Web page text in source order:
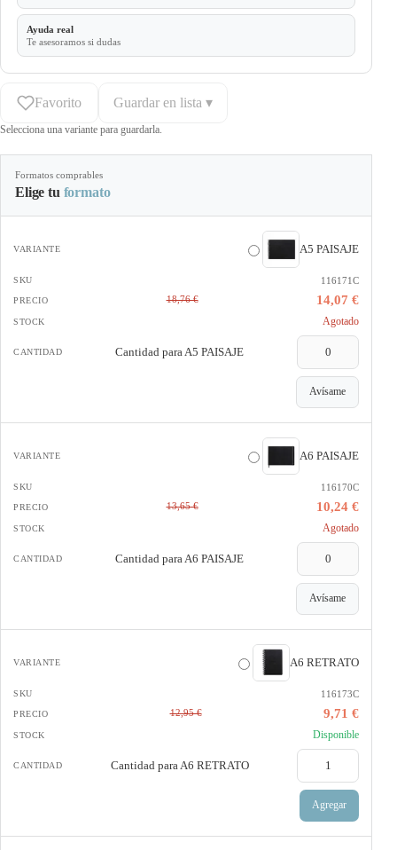
Ayuda real
Te asesoramos si dudas
Favorito Guardar en lista ▾
Selecciona una variante para guardarla.
Formatos comprables
Elige tu formato
A5 PAISAJE
116171C
18,76 €
14,07 €
Agotado
Cantidad para A5 PAISAJE
Avísame
A6 PAISAJE
116170C
13,65 €
10,24 €
Agotado
Cantidad para A6 PAISAJE
Avísame
A6 RETRATO
116173C
12,95 €
9,71 €
Disponible
Cantidad para A6 RETRATO
Agregar